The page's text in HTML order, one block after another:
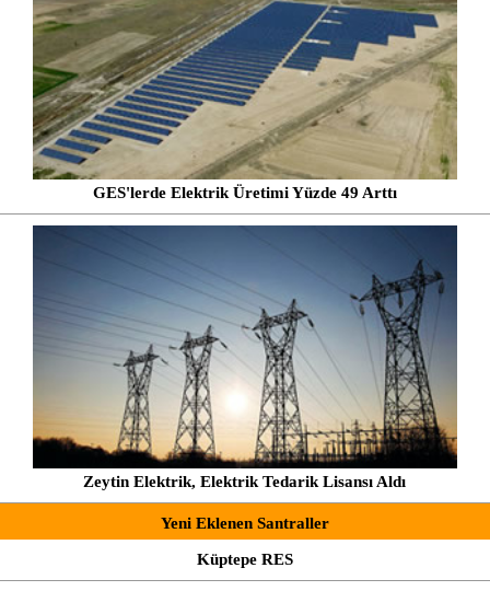
GES'lerde Elektrik Üretimi Yüzde 49 Arttı
Zeytin Elektrik, Elektrik Tedarik Lisansı Aldı
Yeni Eklenen Santraller
Küptepe RES